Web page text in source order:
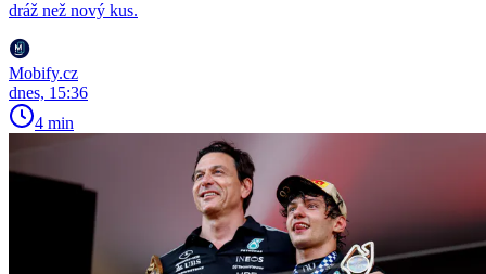
dráž než nový kus.
Mobify.cz
dnes, 15:36
4 min